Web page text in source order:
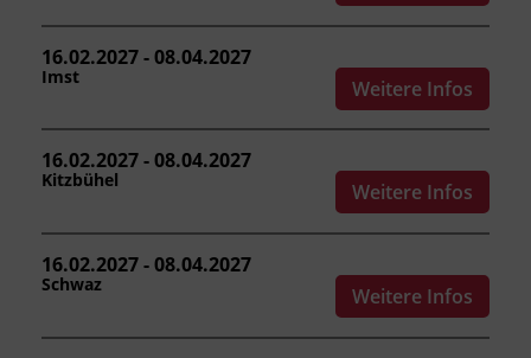
Abschluss
Kursbesuchsbestätigung
Bitte beachten Sie, dass an offiziellen
österreichischen Feiertagen keine Kurse
stattfinden. Ausfallende Termine werden
innerhalb der Kursdauer mittels
Ersatzterminen bzw. Ersatzfreitagen
16.02.2027 - 08.04.2027
Imst Weitere Infos
16.02.2027 - 08.04.2027
Kitzbühel Weitere Infos
16.02.2027 - 08.04.2027
Schwaz Weitere Infos